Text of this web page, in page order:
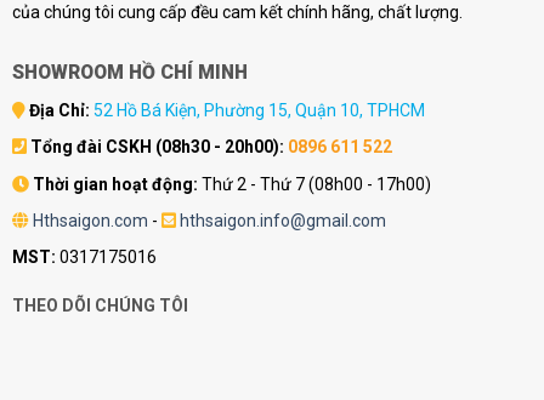
của chúng tôi cung cấp đều cam kết chính hãng, chất lượng.
SHOWROOM HỒ CHÍ MINH
Địa Chỉ: 52 Hồ Bá Kiện, Phường 15, Quận 10, TPHCM
Tổng đài CSKH (08h30 - 20h00): 0896 611 522
Thời gian hoạt động: Thứ 2 - Thứ 7 (08h00 - 17h00)
Hthsaigon.com -
hthsaigon.info@gmail.com
MST: 0317175016
THEO DÕI CHÚNG TÔI